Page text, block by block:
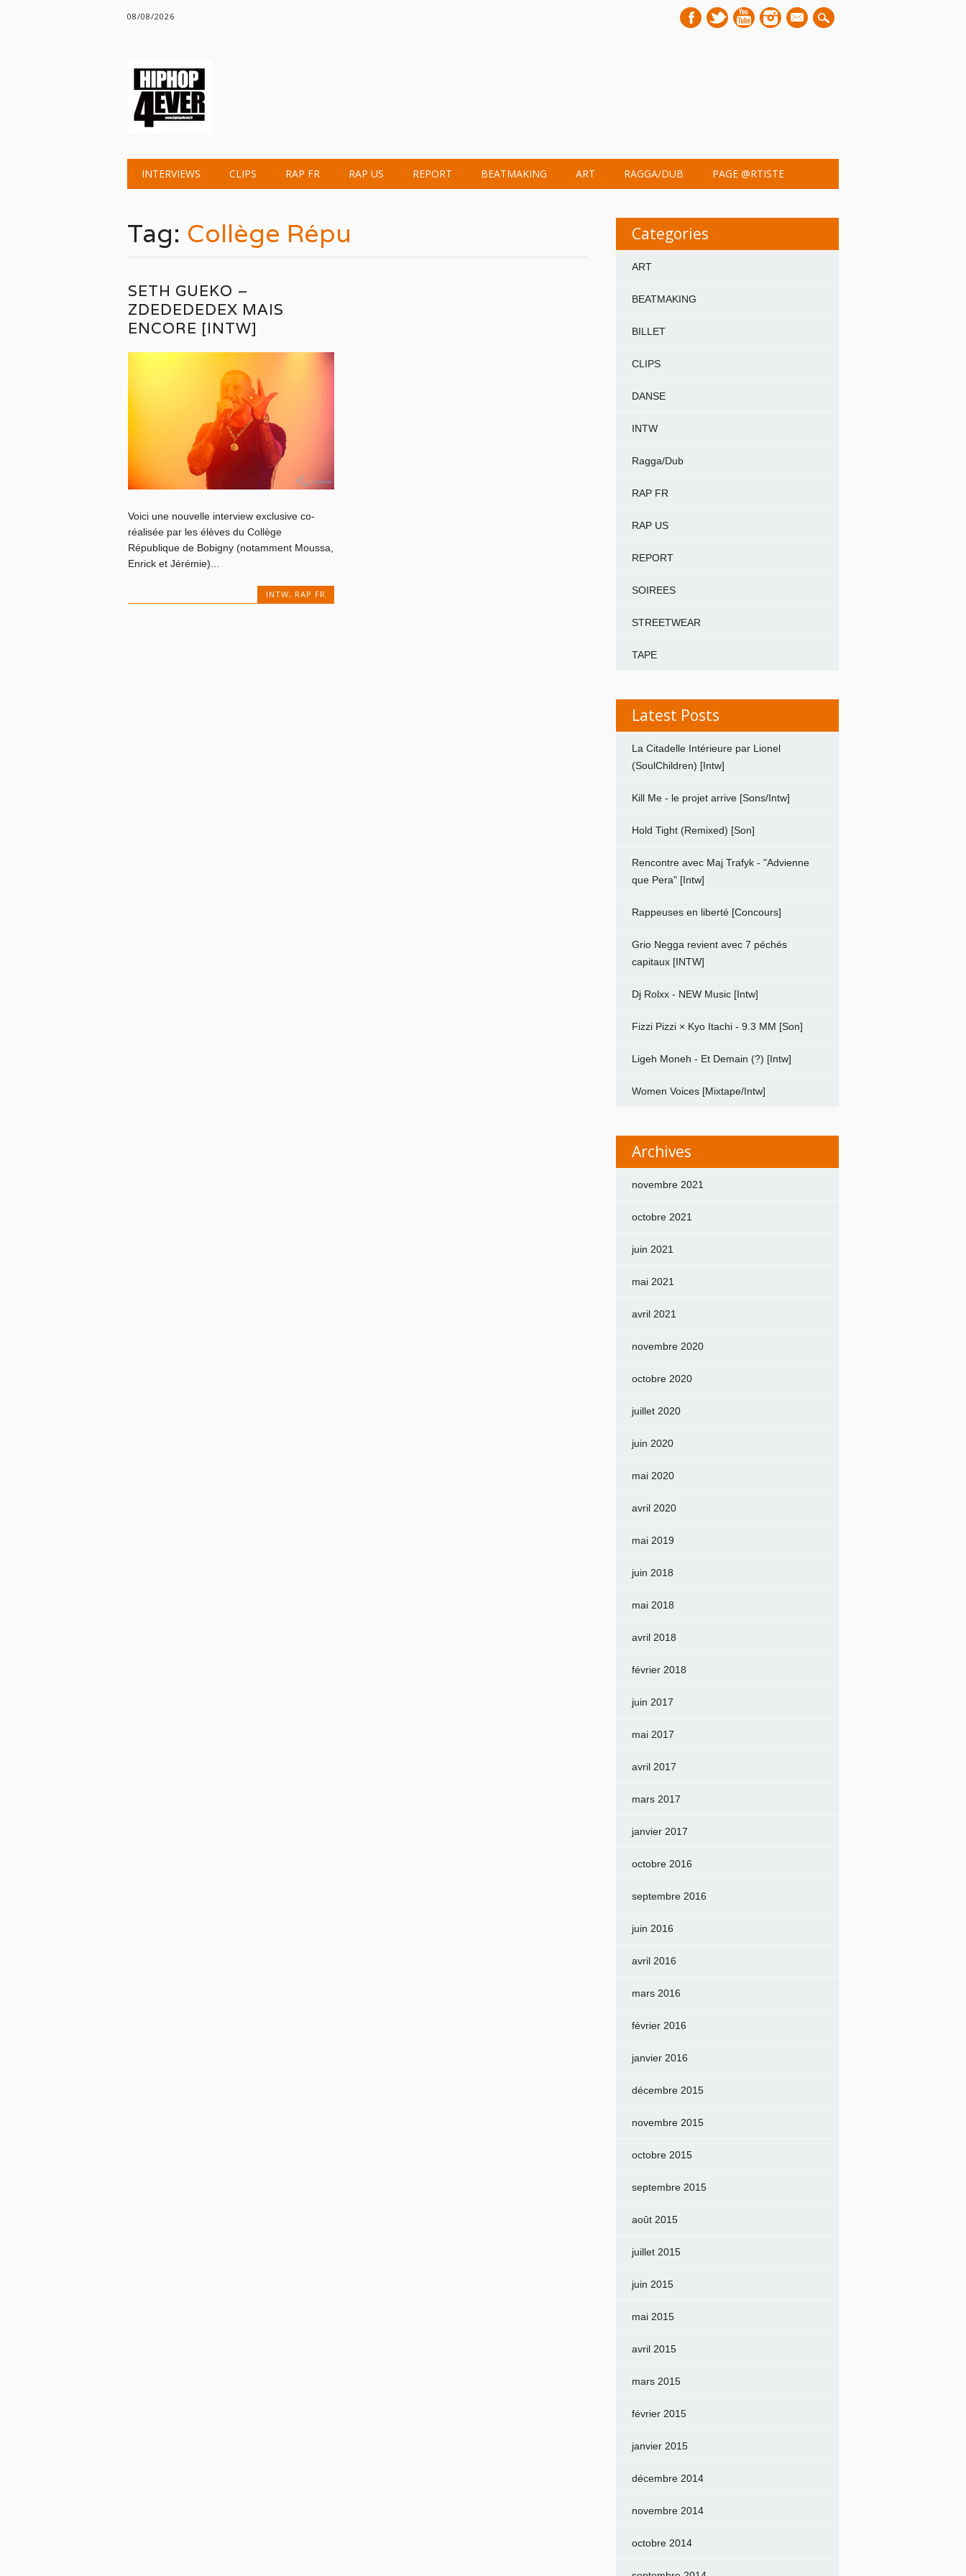
08/08/2026
mail
Main menu
INTERVIEWS CLIPS RAP FR RAP US REPORT BEATMAKING ART RAGGA/DUB PAGE @RTISTE
Tag: Collège Répu
SETH GUEKO –
ZDEDEDEDEX MAIS
ENCORE [INTW]
Voici une nouvelle interview exclusive co-
réalisée par les élèves du Collège
République de Bobigny (notamment Moussa,
Enrick et Jérémie)...
INTW, RAP FR
Categories
ART
BEATMAKING
BILLET
CLIPS
DANSE
INTW
Ragga/Dub
RAP FR
RAP US
REPORT
SOIREES
STREETWEAR
TAPE
Latest Posts
La Citadelle Intérieure par Lionel
(SoulChildren) [Intw]
Kill Me - le projet arrive [Sons/Intw]
Hold Tight (Remixed) [Son]
Rencontre avec Maj Trafyk - "Advienne
que Pera" [Intw]
Rappeuses en liberté [Concours]
Grio Negga revient avec 7 péchés
capitaux [INTW]
Dj Rolxx - NEW Music [Intw]
Fizzi Pizzi × Kyo Itachi - 9.3 MM [Son]
Ligeh Moneh - Et Demain (?) [Intw]
Women Voices [Mixtape/Intw]
Archives
novembre 2021
octobre 2021
juin 2021
mai 2021
avril 2021
novembre 2020
octobre 2020
juillet 2020
juin 2020
mai 2020
avril 2020
mai 2019
juin 2018
mai 2018
avril 2018
février 2018
juin 2017
mai 2017
avril 2017
mars 2017
janvier 2017
octobre 2016
septembre 2016
juin 2016
avril 2016
mars 2016
février 2016
janvier 2016
décembre 2015
novembre 2015
octobre 2015
septembre 2015
août 2015
juillet 2015
juin 2015
mai 2015
avril 2015
mars 2015
février 2015
janvier 2015
décembre 2014
novembre 2014
octobre 2014